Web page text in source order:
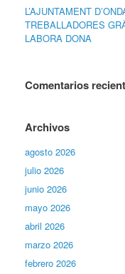
L’AJUNTAMENT
TREBALLADORES
LABORA DONA
Comentarios
Archivos
agosto 2026
julio 2026
junio 2026
mayo 2026
abril 2026
marzo 2026
febrero 2026